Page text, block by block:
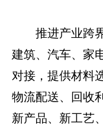
推进产业跨
建筑、汽车、家
对接，提供材料
物流配送、回收
新产品、新工艺